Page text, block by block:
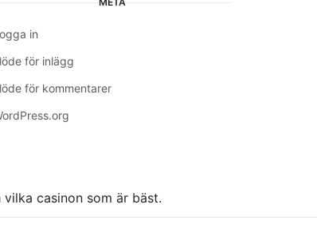
in
för inlägg
för kommentarer
casinon som är bäst.